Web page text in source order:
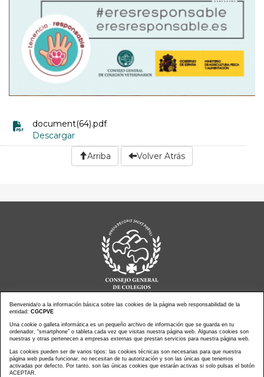
document(64).pdf
Descargar
Arriba
Volver Atrás
Noticias actualidad
Agenda de Actos
Revistas
PressClip
Multimedias
Contacto
Aviso Legal
Política Privacidad
Política Cookies
Bienvenida/o a la información básica sobre las cookies de la página web responsabilidad de la
entidad: CGCPVE
Una cookie o galleta informática es un pequeño archivo de información que se guarda en tu
ordenador, “smartphone” o tableta cada vez que visitas nuestra página web. Algunas cookies son
nuestras y otras pertenecen a empresas externas que prestan servicios para nuestra página web.
Las cookies pueden ser de varios tipos: las cookies técnicas son necesarias para que nuestra
página web pueda funcionar, no necesitan de tu autorización y son las únicas que tenemos
activadas por defecto. Por tanto, son las únicas cookies que estarán activas si solo pulsas el botón
ACEPTAR.